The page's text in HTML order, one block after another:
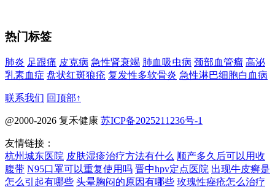
热门标签
肺炎 足跟痛 皮克病 急性肾衰竭 肺血吸虫病 颈部血管瘤 高泌
乳素血症 盘状红斑狼疮 复发性多软骨炎 急性淋巴细胞白血病
联系我们 回顶部↑
@2000-2026 复禾健康 苏ICP备2025211236号-1
友情链接：
杭州城东医院 皮肤湿疹治疗方法有什么 顺产多久后可以用收
腹带 N95口罩可以重复使用吗 晋中hpv定点医院 出现牛皮癣是
怎么引起有哪些 头晕胸闷的原因有哪些 玫瑰性痤疮怎么治疗